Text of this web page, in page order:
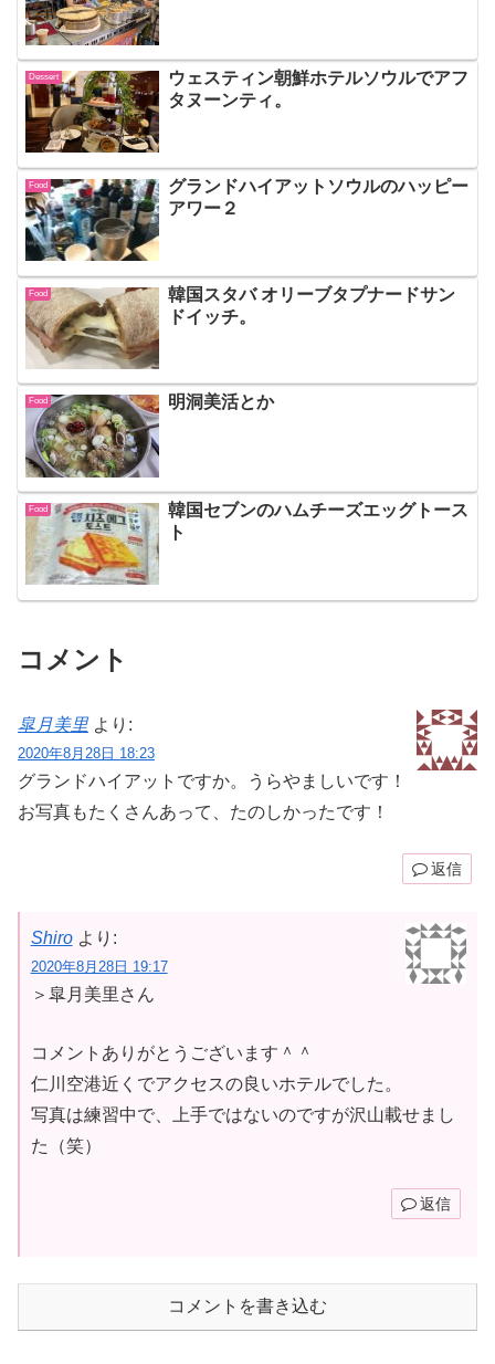
Dessert
ウェスティン朝鮮ホテルソウルでアフ
タヌーンティ。
Food
グランドハイアットソウルのハッピー
アワー２
Food
韓国スタバ オリーブタプナードサン
ドイッチ。
Food 明洞美活とか
Food
韓国セブンのハムチーズエッグトース
ト
コメント
皐月美里 より:
2020年8月28日 18:23
グランドハイアットですか。うらやましいです！
お写真もたくさんあって、たのしかったです！
返信
Shiro より:
2020年8月28日 19:17
＞皐月美里さん
コメントありがとうございます＾＾
仁川空港近くでアクセスの良いホテルでした。
写真は練習中で、上手ではないのですが沢山載せまし
た（笑）
返信
コメントを書き込む